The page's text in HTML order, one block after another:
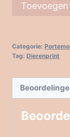
aantal
Categorie:
Tag: Dierenprint